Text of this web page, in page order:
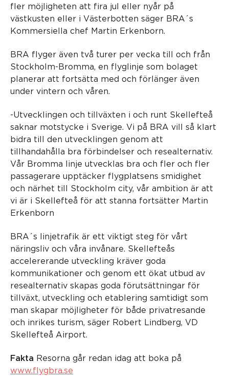
fler möjligheten att fira jul eller nyår på
västkusten eller i Västerbotten säger BRA´s
Kommersiella chef Martin Erkenborn.
BRA flyger även två turer per vecka till och från
Stockholm-Bromma, en flyglinje som bolaget
planerar att fortsätta med och förlänger även
under vintern och våren.
-Utvecklingen och tillväxten i och runt Skellefteå
saknar motstycke i Sverige. Vi på BRA vill så klart
bidra till den utvecklingen genom att
tillhandahålla bra förbindelser och resealternativ.
Vår Bromma linje utvecklas bra och fler och fler
passagerare upptäcker flygplatsens smidighet
och närhet till Stockholm city, vår ambition är att
vi är i Skellefteå för att stanna fortsätter Martin
Erkenborn
BRA´s linjetrafik är ett viktigt steg för vårt
näringsliv och våra invånare. Skellefteås
accelererande utveckling kräver goda
kommunikationer och genom ett ökat utbud av
resealternativ skapas goda förutsättningar för
tillväxt, utveckling och etablering samtidigt som
man skapar möjligheter för både privatresande
och inrikes turism, säger Robert Lindberg, VD
Skellefteå Airport.
Fakta Resorna går redan idag att boka på
www.flygbra.se